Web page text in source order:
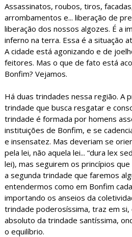
Assassinatos, roubos, tiros,
arrombamentos e... liberação de
liberação dos nossos algozes. É a
inferno na terra. Essa é a situação
A cidade está agonizando e de
feitores. Mas o que de fato está
Bonfim? Vejamos.
Há duas trindades nessa região. A
trindade que busca resgatar e
trindade é formada por homens
instituições de Bonfim, e se
e insensatez. Mas deveriam se
pela lei, não aquela lei... “dura lex
lei), mas seguirem os princípios
a segunda trindade que faremos
entendermos como em Bonfim
importando os anseios da
trindade poderosíssima, traz em si,
absoluto da trindade santíssima,
o equilíbrio.